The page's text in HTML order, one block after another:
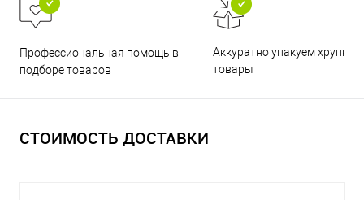
Профессиональная помощь в
подборе товаров
Аккуратно упакуем хрупкие
товары
СТОИМОСТЬ ДОСТАВКИ